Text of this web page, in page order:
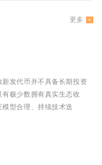
更多
新发代币并不具备长期投资
有极少数拥有真实生态收
模型合理、持续技术迭